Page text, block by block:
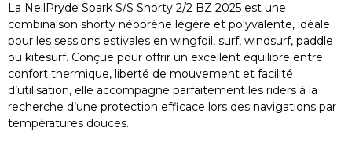
La NeilPryde Spark S/S Shorty 2/2 BZ 2025 est une
combinaison shorty néoprène légère et polyvalente, idéale
pour les sessions estivales en wingfoil, surf, windsurf, paddle
ou kitesurf. Conçue pour offrir un excellent équilibre entre
confort thermique, liberté de mouvement et facilité
d’utilisation, elle accompagne parfaitement les riders à la
recherche d’une protection efficace lors des navigations par
températures douces.